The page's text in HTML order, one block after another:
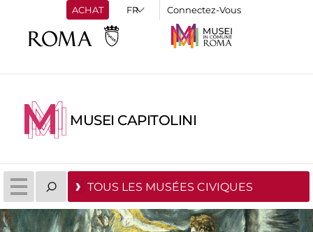
ACHAT Connectez-Vous
MUSEI CAPITOLINI
TOUS LES MUSÉES CIVIQUES